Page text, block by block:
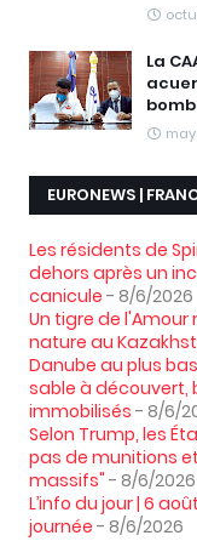
La
EURONEWS |
Les résidents de
dehors après un
canicule - 8/6/2026
Un tigre de
nature au
Danube au plus
sable à découvert,
immobilisés - 8/6/
Selon Trump, les
pas de munitions
massifs" - 8/6/2026
L’info du jour | 6
journée - 8/6/2026